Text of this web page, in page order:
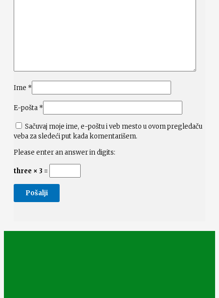
Ime *
E-pošta *
Sačuvaj moje ime, e-poštu i veb mesto u ovom pregledaču
veba za sledeći put kada komentarišem.
Please enter an answer in digits:
three × 3 =